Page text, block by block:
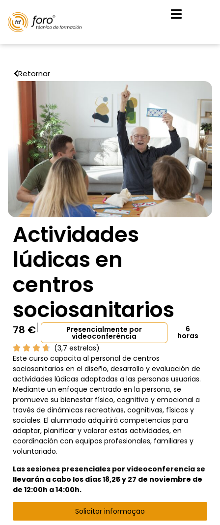
Retornar
Actividades
lúdicas en
centros
sociosanitarios
78 € Presencialmente por
videoconferência
6
horas
(3,7 estrelas)
Este curso capacita al personal de centros
sociosanitarios en el diseño, desarrollo y evaluación de
actividades lúdicas adaptadas a las personas usuarias.
Mediante un enfoque centrado en la persona, se
promueve su bienestar físico, cognitivo y emocional a
través de dinámicas recreativas, cognitivas, físicas y
sociales. El alumnado adquirirá competencias para
adaptar, planificar y valorar estas actividades, en
coordinación con equipos profesionales, familiares y
voluntariado.
Las sesiones presenciales por videoconferencia se
llevarán a cabo los días 18,25 y 27 de noviembre de
de 12:00h a 14:00h.
Solicitar informação